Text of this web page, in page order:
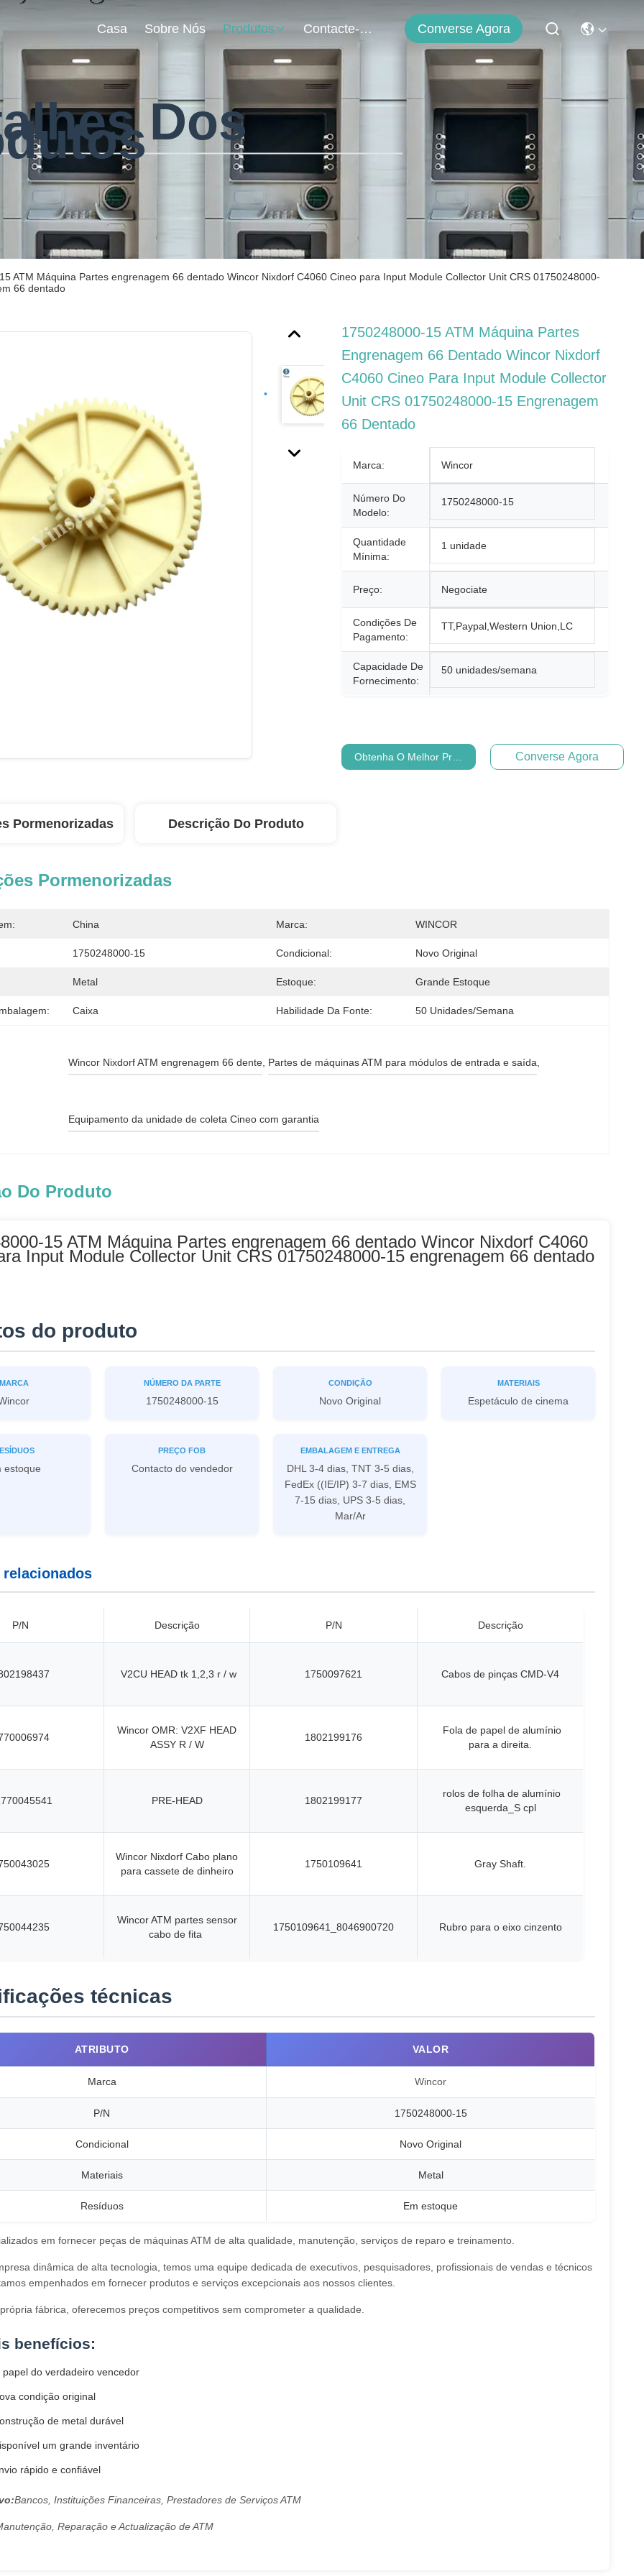
Casa Sobre Nós Produtos Contacte-Nos Converse Agora
Dos
ATM Máquina Partes engrenagem 66 dentado Wincor Nixdorf C4060 Cineo para Input Module Collector Unit CRS 01750248000-
66 dentado
1750248000-15 ATM Máquina Partes
Engrenagem 66 Dentado Wincor Nixdorf
C4060 Cineo Para Input Module Collector
Unit CRS 01750248000-15 Engrenagem
66 Dentado
Marca: Wincor
Número Do
Modelo:
1750248000-15
Quantidade
Mínima:
1 unidade
Preço: Negociate
Condições De
Pagamento:
TT,Paypal,Western Union,LC
Capacidade De
Fornecimento:
50 unidades/semana
Obtenha O Melhor Preço Converse Agora
Pormenorizadas Descrição Do Produto
Pormenorizadas
China Marca: WINCOR
1750248000-15 Condicional: Novo Original
Metal Estoque: Grande Estoque
Caixa Habilidade Da Fonte: 50 Unidades/semana
Wincor Nixdorf ATM engrenagem 66 dente Partes de máquinas ATM para módulos de entrada e saída
Equipamento da unidade de coleta Cineo com garantia
Do Produto
15 ATM Máquina Partes engrenagem 66 dentado Wincor Nixdorf C4060
Input Module Collector Unit CRS 01750248000-15 engrenagem 66 dentado
do produto
MARCA NÚMERO DA PARTE
1750248000-15
CONDIÇÃO
Novo Original
MATERIAIS
Espetáculo de cinema
estoque
PREÇO FOB
Contacto do vendedor
EMBALAGEM E ENTREGA
DHL 3-4 dias, TNT 3-5 dias,
FedEx ((IE/IP) 3-7 dias, EMS
7-15 dias, UPS 3-5 dias,
Mar/Ar
P/N Descrição P/N Descrição
V2CU HEAD tk 1,2,3 r / w 1750097621 Cabos de pinças CMD-V4
Wincor OMR: V2XF HEAD
ASSY R / W
1802199176
Fola de papel de alumínio
para a direita.
PRE-HEAD 1802199177
rolos de folha de alumínio
esquerda_S cpl
Wincor Nixdorf Cabo plano
para cassete de dinheiro
1750109641 Gray Shaft.
Wincor ATM partes sensor
cabo de fita
1750109641_8046900720 Rubro para o eixo cinzento
técnicas
ATRIBUTO VALOR
Marca Wincor
P/N 1750248000-15
Condicional Novo Original
Materiais Metal
Resíduos Em estoque
em fornecer peças de máquinas ATM de alta qualidade, manutenção, serviços de reparo e treinamento.
dinâmica de alta tecnologia, temos uma equipe dedicada de executivos, pesquisadores, profissionais de vendas e técnicos
empenhados em fornecer produtos e serviços excepcionais aos nossos clientes.
fábrica, oferecemos preços competitivos sem comprometer a qualidade.
benefícios:
papel do verdadeiro vencedor
condição original
de metal durável
um grande inventário
rápido e confiável
Bancos, Instituições Financeiras, Prestadores de Serviços ATM
Reparação e Actualização de ATM